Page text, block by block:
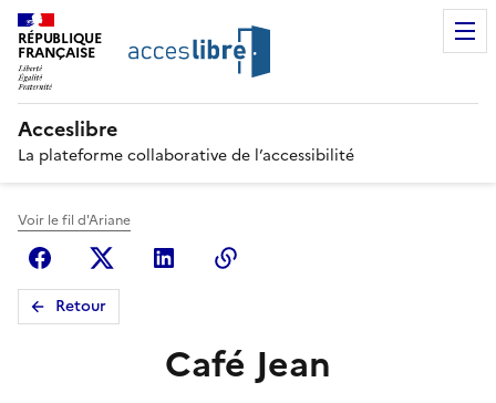
RÉPUBLIQUE
FRANÇAISE
Acceslibre
La plateforme collaborative de l’accessibilité
Voir le fil d'Ariane
FacebookX (anciennement Twitter)
Linkedin
Retour
Café Jean